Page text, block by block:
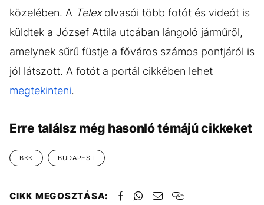
közelében. A Telexolvasói több fotót és videót is
küldtek a József Attila utcában lángoló járműről,
amelynek sűrű füstje a főváros számos pontjáról is
jól látszott. A fotót a portál cikkében lehet
megtekinteni.
Erre találsz még hasonló témájú cikkeket
BKK BUDAPEST
CIKK MEGOSZTÁSA: